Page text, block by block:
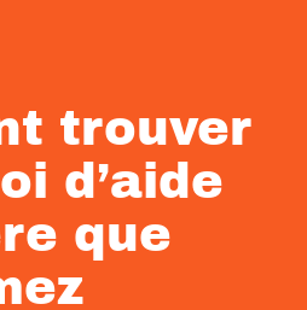
trouver
d’aide
que